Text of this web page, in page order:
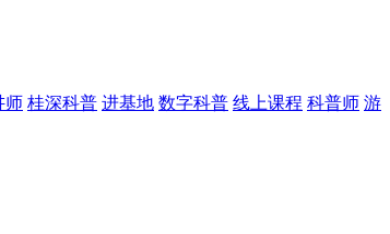
师 桂深科普 进基地 数字科普 线上课程 科普师 游